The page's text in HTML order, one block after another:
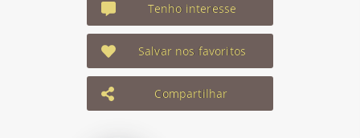
Tenho interesse
Salvar nos favoritos
Compartilhar